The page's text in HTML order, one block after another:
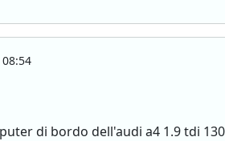
di bordo dell'audi a4 1.9 tdi